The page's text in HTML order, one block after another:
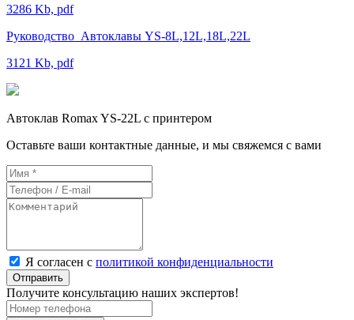
3286 Kb, pdf
Руководство_Автоклавы YS-8L,12L,18L,22L
3121 Kb, pdf
Автоклав Romax YS-22L с принтером
Оставьте ваши контактные данные, и мы свяжемся с вами
Я согласен с политикой конфиденциальности
Отправить
Получите консультацию наших экспертов!